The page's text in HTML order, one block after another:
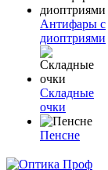
Антифары с
диоптриями
Складные
очки
Пенсне